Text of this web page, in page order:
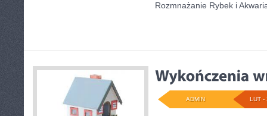
Rozmnażanie Rybek i
LUT -
ADMIN